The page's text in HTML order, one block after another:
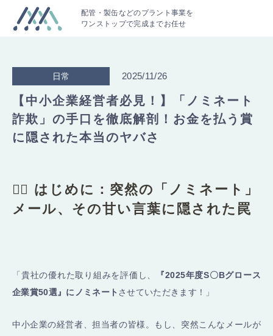
配管・製缶などのプラント事業を
ワンストップで完成までお任せ
日常 2025/11/26
【中小企業経営者必見！】「ノミネート
詐欺」の手口を徹底解剖！お金を払う賞
に隠された本当のヤバさ
🙋‍♀️ はじめに：突然の「ノミネート」
メール、その甘い言葉に隠された罠
「貴社の優れた取り組みを評価し、
『2025年度S〇Bグロース
企業賞50選』にノミネート させていただきます！」
中小企業の経営者、担当者の皆様。もし、突然こんなメールが